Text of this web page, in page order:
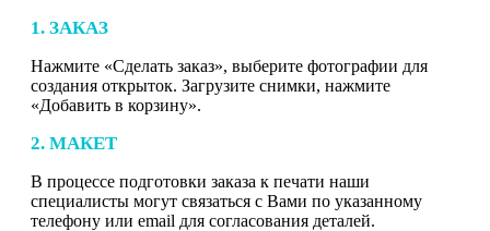
1. ЗАКАЗ
Нажмите «Сделать заказ», выберите фотографии для
создания открыток. Загрузите снимки, нажмите
«Добавить в корзину».
2. МАКЕТ
В процессе подготовки заказа к печати наши
специалисты могут связаться с Вами по указанному
телефону или email для согласования деталей.